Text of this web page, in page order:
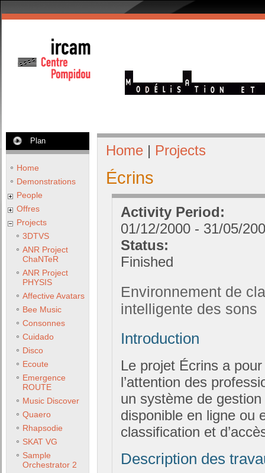
Plan
Home
Demonstrations
People
Offres
Projects
3DTVS
ANR Project
ChaNTeR
ANR Project
PHYSIS
Affective Avatars
Bee Music
Consonnes
Cuidado
Disco
Ecoute
Emergence
ROUTE
Music Discover
Quaero
Rhapsodie
SKAT VG
Sample
Orchestrator 2
Home | Projects
Écrins
Activity Period:
01/12/2000 - 31/05/
Status:
Finished
Environnement de
intelligente des sons
Introduction
Le projet Écrins a
l’attention des
un système de gestion
disponible en ligne ou
classification et
Description des